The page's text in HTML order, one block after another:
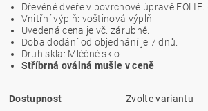
Dřevěné dveře v povrchové úpravě FOLIE.
Vnitřní výplň: voštinová výplň
Uvedená cena je vč. zárubně.
Doba dodání od objednání je 7 dnů.
Druh skla: Mléčné sklo
Stříbrná oválná mušle v ceně
Dostupnost Zvolte variantu